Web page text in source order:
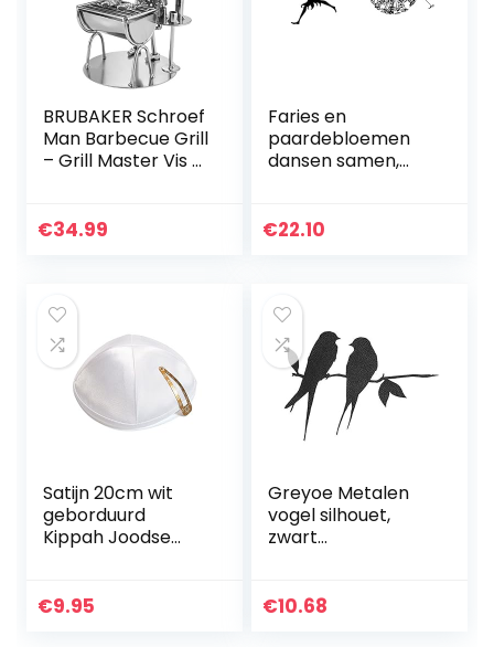
BRUBAKER Schroef
Man Barbecue Grill
– Grill Master Vis –
Man – Metal Figure
€34.99
Faries en
paardebloemen
dansen samen,
beeldhouwkunst,
€22.10
Satijn 20cm wit
geborduurd
Kippah Joodse
€9.95
Greyoe Metalen
vogel silhouet,
zwart
silhouet metalen
€10.68